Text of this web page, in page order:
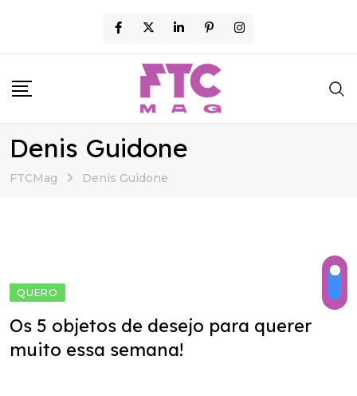
content
Denis Guidone
FTCMag Denis Guidone
QUERO
Os 5 objetos de desejo para querer
muito essa semana!